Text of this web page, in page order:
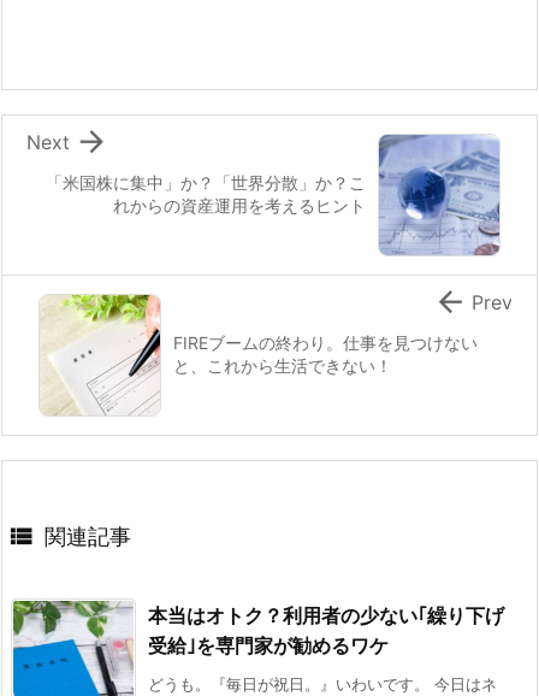
「米国株に集中」か？「世界分散」か？こ
れからの資産運用を考えるヒント

Next
FIREブームの終わり。仕事を見つけない
と、これから生活できない！
 Prev
 関連記事
本当はオトク？利用者の少ない｢繰り下げ
受給｣を専門家が勧めるワケ
どうも。『毎日が祝日。』いわいです。 今日はネ